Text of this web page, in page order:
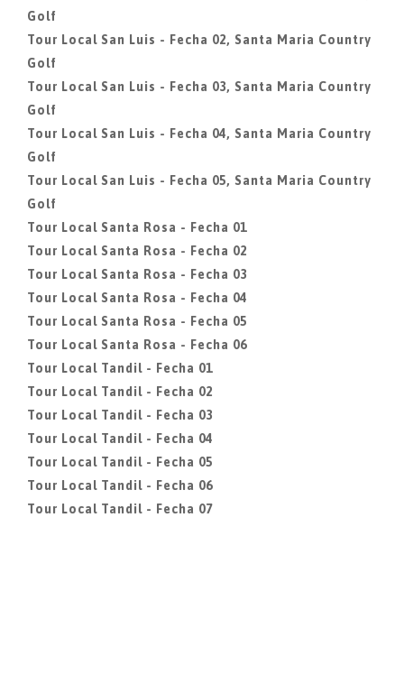
Golf
Tour Local San Luis - Fecha 02, Santa Maria Country
Golf
Tour Local San Luis - Fecha 03, Santa Maria Country
Golf
Tour Local San Luis - Fecha 04, Santa Maria Country
Golf
Tour Local San Luis - Fecha 05, Santa Maria Country
Golf
Tour Local Santa Rosa - Fecha 01
Tour Local Santa Rosa - Fecha 02
Tour Local Santa Rosa - Fecha 03
Tour Local Santa Rosa - Fecha 04
Tour Local Santa Rosa - Fecha 05
Tour Local Santa Rosa - Fecha 06
Tour Local Tandil - Fecha 01
Tour Local Tandil - Fecha 02
Tour Local Tandil - Fecha 03
Tour Local Tandil - Fecha 04
Tour Local Tandil - Fecha 05
Tour Local Tandil - Fecha 06
Tour Local Tandil - Fecha 07